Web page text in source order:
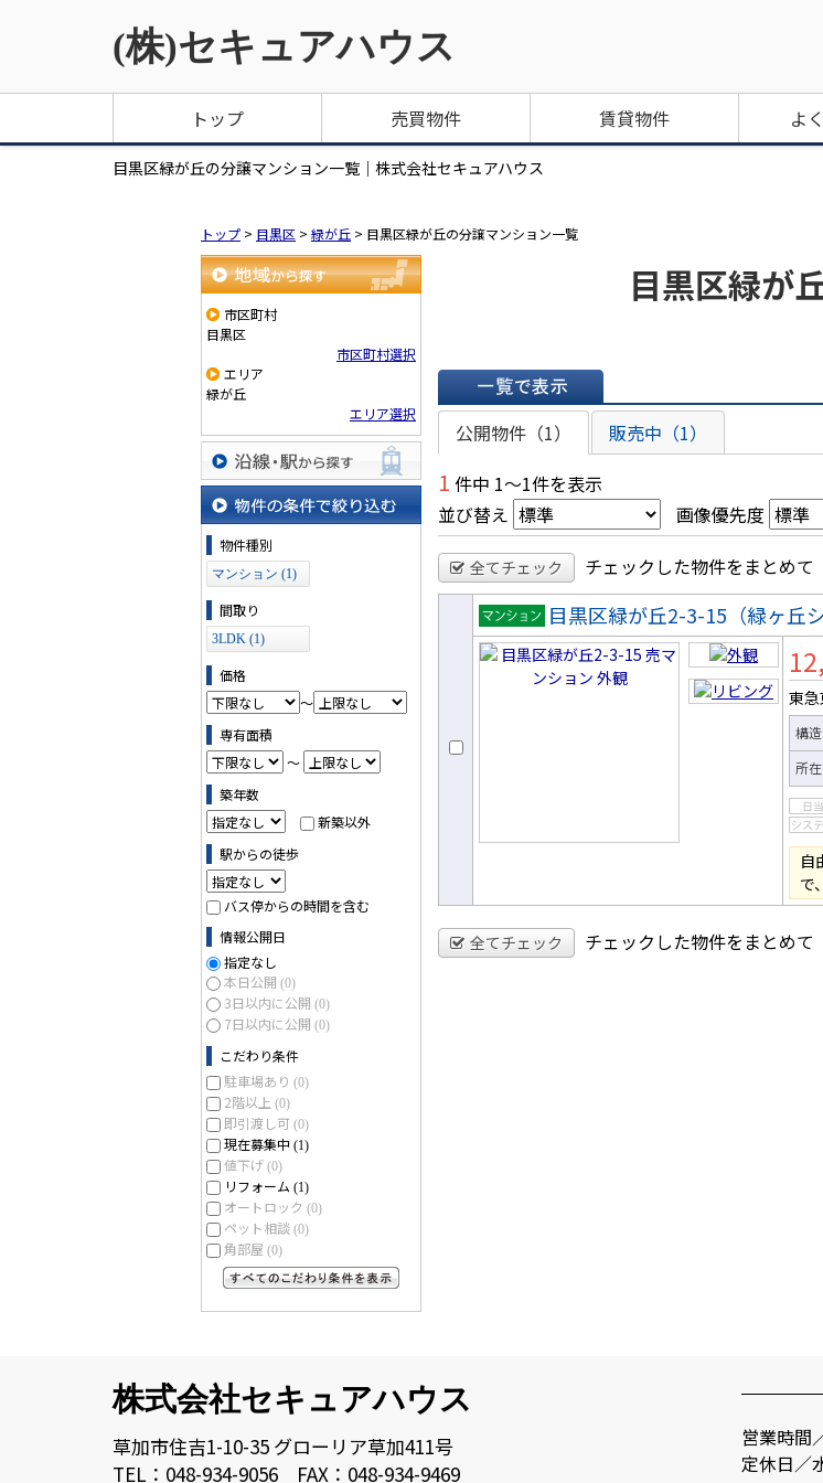
(株)セキュアハウス
トップ
売買物件 賃貸物件 よ
目黒区緑が丘の分譲マンション一覧｜株式会社セキュアハウス
トップ > 目黒区 > 緑が丘 > 目黒区緑が丘の分譲マンション一覧
地域から探す
市区町村
目黒区
市区町村選択
エリア
緑が丘
エリア選択
沿線・駅から探す
物件の条件で絞り込む
物件種別
マンション (1)
間取り
3LDK (1)
価格
～
専有面積
～
築年数
新築以外
駅からの徒歩
バス停からの時間を含む
情報公開日
指定なし
本日公開 (0)
3日以内に公開 (0)
7日以内に公開 (0)
こだわり条件
駐車場あり (0)
2階以上 (0)
即引渡し可 (0)
現在募集中 (1)
値下げ (0)
リフォーム (1)
オートロック (0)
ペット相談 (0)
角部屋 (0)
目黒区緑が
一覧で表示
公開物件（1） 販売中（1）
1 件中 1～1件を表示
並び替え
画像優先度
全てチェック チェックした物件をまとめて
売マンシ
ョン
目黒区緑が丘2-3-15（緑ヶ丘
東
構造
所
自
で
全てチェック チェックした物件をまとめて
株式会社セキュアハウス
草加市住吉1-10-35 グローリア草加411号
TEL：048-934-9056 FAX：048-934-9469
営業時間
定休日／